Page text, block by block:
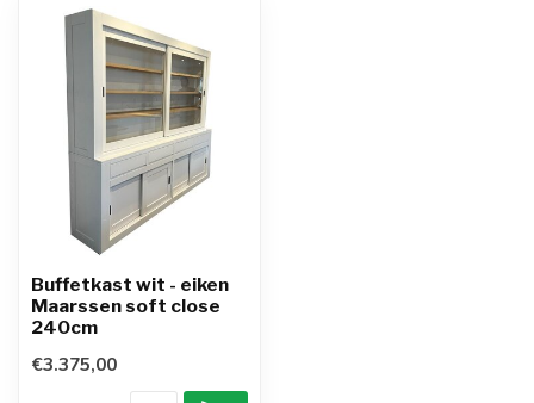
Buffetkast wit - eiken
Maarssen soft close
240cm
€3.375,00